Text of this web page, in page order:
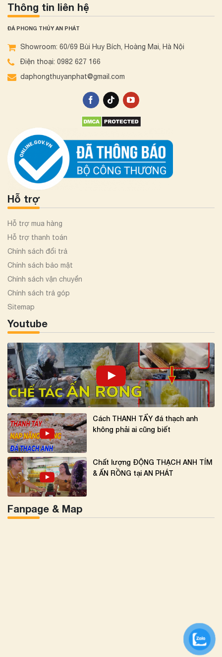
Thông tin liên hệ
ĐÁ PHONG THỦY AN PHÁT
Showroom: 60/69 Bùi Huy Bích, Hoàng Mai, Hà Nội
Điện thoại: 0982 627 166
daphongthuyanphat@gmail.com
Hỗ trợ
Hỗ trợ mua hàng
Hỗ trợ thanh toán
Chính sách đổi trả
Chính sách bảo mật
Chính sách vận chuyển
Chính sách trả góp
Sitemap
Youtube
Cách THANH TẨY đá thạch anh
không phải ai cũng biết
Chất lượng ĐỘNG THẠCH ANH TÍM
& ẤN RỒNG tại AN PHÁT
Fanpage & Map